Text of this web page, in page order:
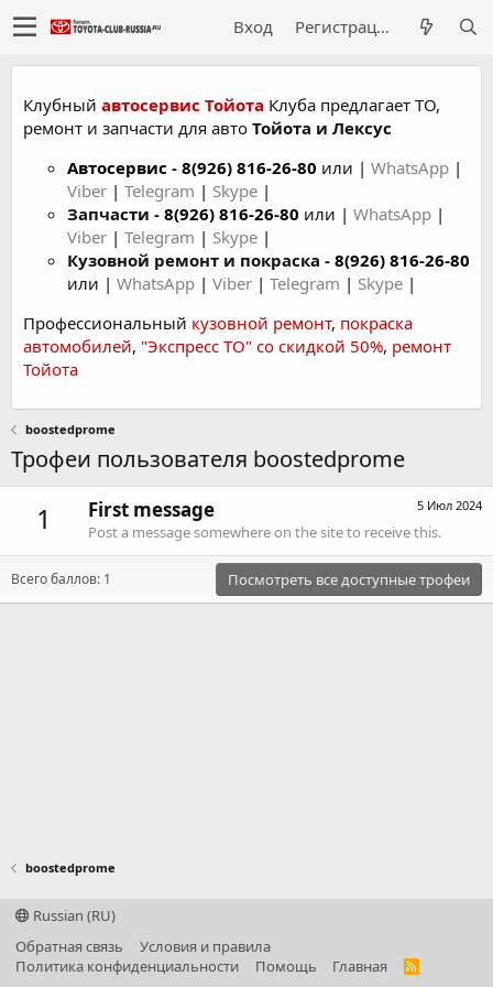
Вход Регистрация
Клубный автосервис Тойота Клуба предлагает ТО,
ремонт и запчасти для авто Тойота и Лексус
Автосервис - 8(926) 816-26-80 или | WhatsApp |
Viber | Telegram | Skype |
Запчасти - 8(926) 816-26-80 или | WhatsApp |
Viber | Telegram | Skype |
Кузовной ремонт и покраска - 8(926) 816-26-80
или | WhatsApp | Viber | Telegram | Skype |
Профессиональный кузовной ремонт, покраска
автомобилей, "Экспресс ТО" со скидкой 50%, ремонт
Тойота
boostedprome
Трофеи пользователя boostedprome
1 5 Июл 2024
First message
Post a message somewhere on the site to receive this.
Всего баллов: 1 Посмотреть все доступные трофеи
boostedprome
Russian (RU)
Обратная связь
Условия и правила
Политика конфиденциальности
Помощь Главная
R